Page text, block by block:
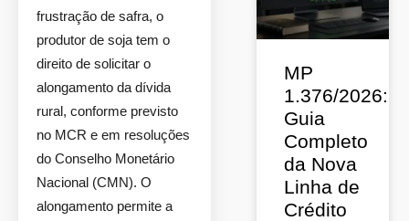
frustração de safra, o
produtor de soja tem o
direito de solicitar o
alongamento da dívida
rural, conforme previsto
no MCR e em resoluções
do Conselho Monetário
Nacional (CMN). O
alongamento permite a
MP
1.376/2026:
Guia
Completo
da Nova
Linha de
Crédito